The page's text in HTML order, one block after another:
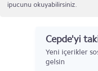
ipucunu okuyabilirsiniz.
Cepde'yi
Yeni içerikler
gelsin